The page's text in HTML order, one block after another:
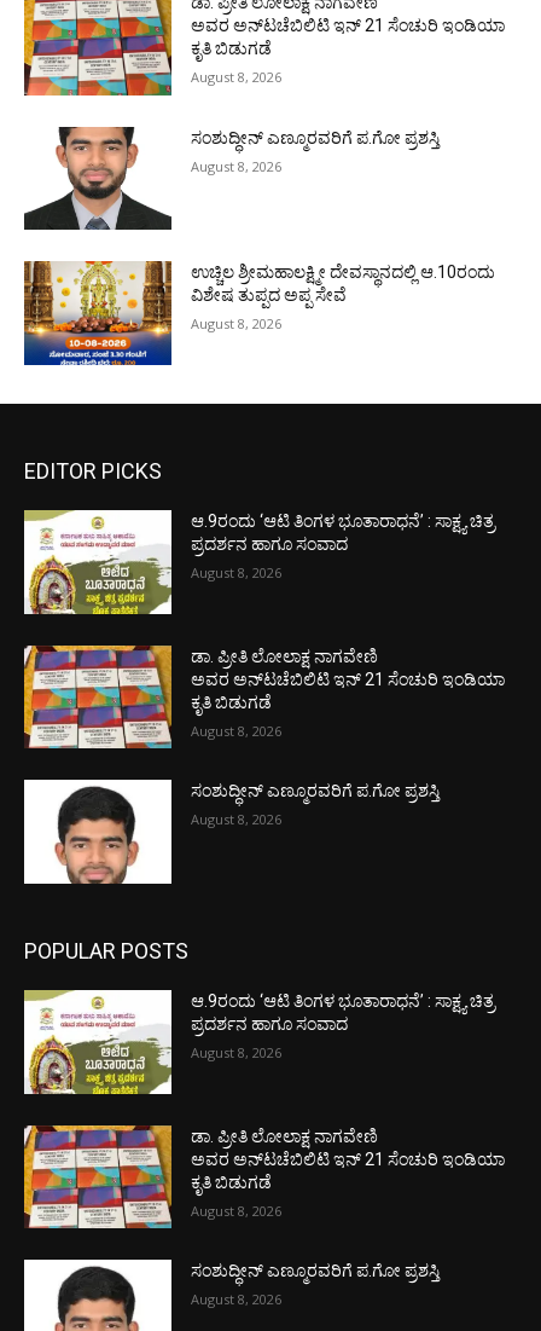
ಅವರ ಅನ್‌ಟಚೆಬಿಲಿಟಿ ಇನ್ 21 ಸೆಂಚುರಿ ಇಂಡಿಯಾ
ಕೃತಿ ಬಿಡುಗಡೆ
August 8, 2026
ಸಂಶುದ್ಧೀನ್ ಎಣ್ಮೂರವರಿಗೆ ಪ.ಗೋ ಪ್ರಶಸ್ತಿ
August 8, 2026
ಉಚ್ಚಿಲ ಶ್ರೀಮಹಾಲಕ್ಷ್ಮೀ ದೇವಸ್ಥಾನದಲ್ಲಿ ಆ.10ರಂದು
ವಿಶೇಷ ತುಪ್ಪದ ಅಪ್ಪ ಸೇವೆ
August 8, 2026
EDITOR PICKS
ಆ.9ರಂದು ‘ಆಟಿ ತಿಂಗಳ ಭೂತಾರಾಧನೆ’ : ಸಾಕ್ಷ್ಯ ಚಿತ್ರ
ಪ್ರದರ್ಶನ ಹಾಗೂ ಸಂವಾದ
August 8, 2026
ಡಾ. ಪ್ರೀತಿ ಲೋಲಾಕ್ಷ ನಾಗವೇಣಿ
ಅವರ ಅನ್‌ಟಚೆಬಿಲಿಟಿ ಇನ್ 21 ಸೆಂಚುರಿ ಇಂಡಿಯಾ
ಕೃತಿ ಬಿಡುಗಡೆ
August 8, 2026
ಸಂಶುದ್ಧೀನ್ ಎಣ್ಮೂರವರಿಗೆ ಪ.ಗೋ ಪ್ರಶಸ್ತಿ
August 8, 2026
POPULAR POSTS
ಆ.9ರಂದು ‘ಆಟಿ ತಿಂಗಳ ಭೂತಾರಾಧನೆ’ : ಸಾಕ್ಷ್ಯ ಚಿತ್ರ
ಪ್ರದರ್ಶನ ಹಾಗೂ ಸಂವಾದ
August 8, 2026
ಡಾ. ಪ್ರೀತಿ ಲೋಲಾಕ್ಷ ನಾಗವೇಣಿ
ಅವರ ಅನ್‌ಟಚೆಬಿಲಿಟಿ ಇನ್ 21 ಸೆಂಚುರಿ ಇಂಡಿಯಾ
ಕೃತಿ ಬಿಡುಗಡೆ
August 8, 2026
ಸಂಶುದ್ಧೀನ್ ಎಣ್ಮೂರವರಿಗೆ ಪ.ಗೋ ಪ್ರಶಸ್ತಿ
August 8, 2026